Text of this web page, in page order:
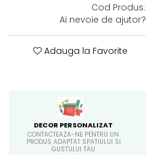
Cod Produs:
Ai nevoie de ajutor?
Adauga la Favorite
DECOR PERSONALIZAT
CONTACTEAZA-NE PENTRU UN
PRODUS ADAPTAT SPATIULUI SI
GUSTULUI TAU